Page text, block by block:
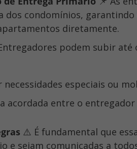
dos condomínios,
diretamente.
podem subir até
necessidades especiais ou
acordada entre o
⚠️ É fundamental que
e sejam comunicadas a